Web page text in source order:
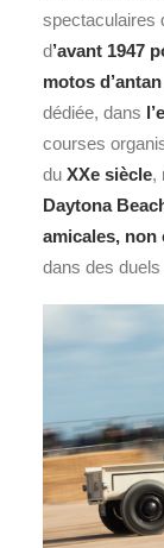
spectaculaires
d’avant 1947
motos d’antan
dédiée, dans
courses
du XXe siècle,
Daytona
amicales, non
dans des